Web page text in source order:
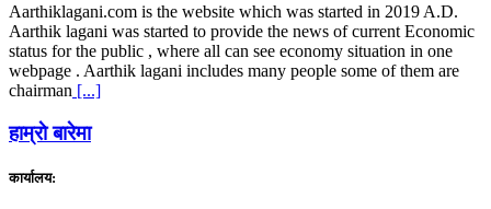
Aarthiklagani.com is the website which was started in 2019 A.D.
Aarthik lagani was started to provide the news of current Economic
status for the public , where all can see economy situation in one
webpage . Aarthik lagani includes many people some of them are
chairman [...]
हाम्राे बारेमा
कार्यालय: